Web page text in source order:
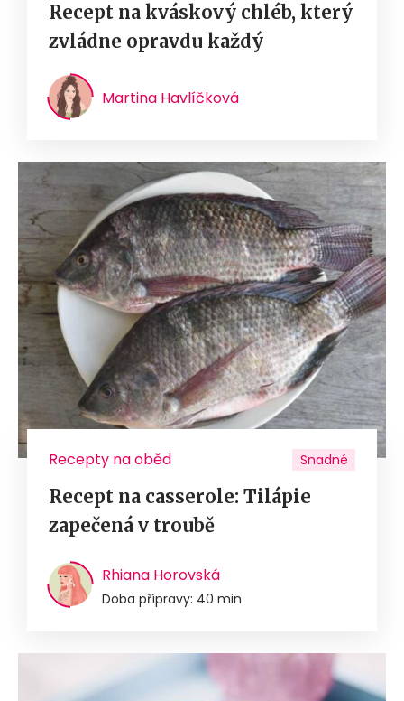
Recept na kváskový chléb, který
zvládne opravdu každý
Martina Havlíčková
Recepty na oběd Snadné
Recept na casserole: Tilápie
zapečená v troubě
Rhiana Horovská
Doba přípravy: 40 min